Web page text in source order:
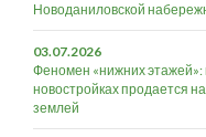
Новоданиловской
03.07.2026
Феномен «нижних этажей»:
новостройках продается
землей